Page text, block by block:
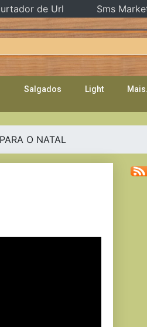
Salgados Light
O NATAL
de Url Sms